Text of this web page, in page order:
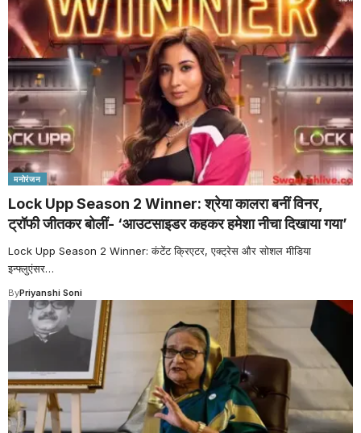
मनोरंजन
Lock Upp Season 2 Winner: श्रेया कालरा बनीं विनर,
ट्रॉफी जीतकर बोलीं- ‘आउटसाइडर कहकर हमेशा नीचा दिखाया गया’
Lock Upp Season 2 Winner: कंटेंट क्रिएटर, एक्ट्रेस और सोशल मीडिया
इन्फ्लुएंसर…
ByPriyanshi Soni